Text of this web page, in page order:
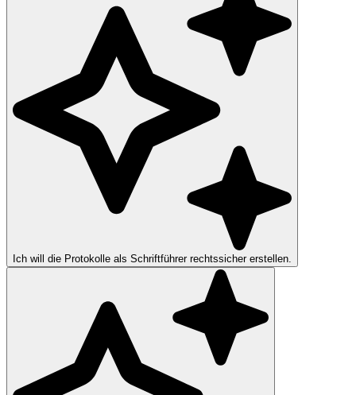
Ich will die Protokolle als Schriftführer rechtssicher erstellen.